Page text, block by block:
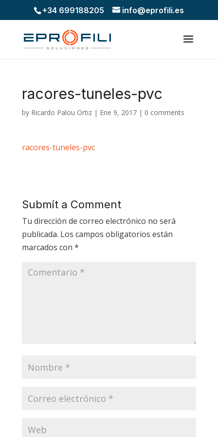
+34 699188205 info@eprofili.es
racores-tuneles-pvc
by Ricardo Palou Ortiz| Ene 9, 2017| 0 comments
racores-tuneles-pvc
Submit a Comment
Tu dirección de correo electrónico no será
publicada. Los campos obligatorios están
marcados con *